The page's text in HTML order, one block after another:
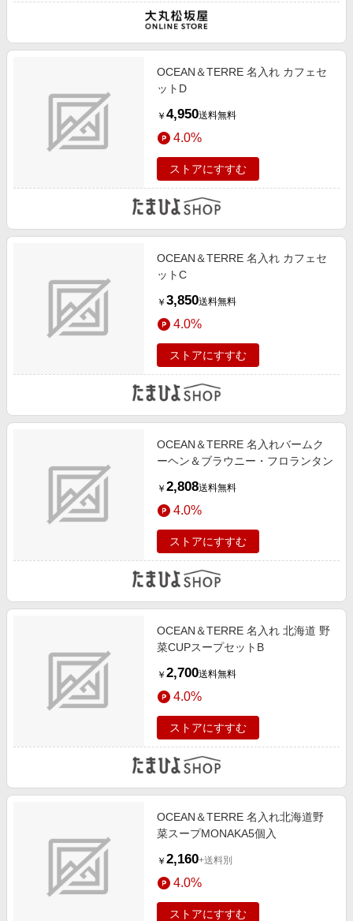
OCEAN＆TERRE 名入れ カフェセ
ットD
￥ 4,950送料無料
4.0%
ストアにすすむ
OCEAN＆TERRE 名入れ カフェセ
ットC
￥ 3,850送料無料
4.0%
ストアにすすむ
OCEAN＆TERRE 名入れバームク
ーヘン＆ブラウニー・フロランタン
￥ 2,808送料無料
4.0%
ストアにすすむ
OCEAN＆TERRE 名入れ 北海道 野
菜CUPスープセットB
￥ 2,700送料無料
4.0%
ストアにすすむ
OCEAN＆TERRE 名入れ北海道野
菜スープMONAKA5個入
￥ 2,160+送料別
4.0%
ストアにすすむ